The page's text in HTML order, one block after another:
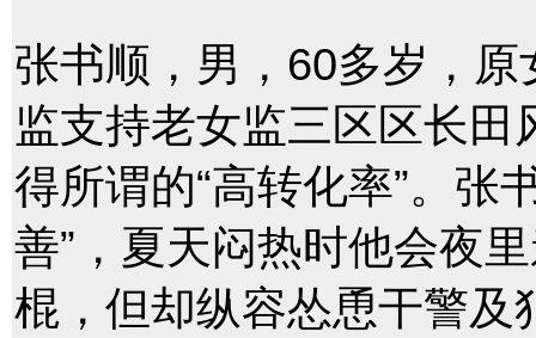
张书顺，男，60多岁，
监支持老女监三区区长
得所谓的“高转化率”。张
善”，夏天闷热时他会夜
棍，但却纵容怂恿干警及